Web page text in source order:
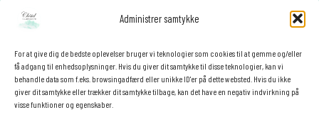
Administrer samtykke
For at give dig de bedste oplevelser bruger vi teknologier som cookies til at gemme og/eller
få adgang til enhedsoplysninger. Hvis du giver dit samtykke til disse teknologier, kan vi
behandle data som f.eks. browsingadfærd eller unikke ID'er på dette websted. Hvis du ikke
giver dit samtykke eller trækker dit samtykke tilbage, kan det have en negativ indvirkning på
visse funktioner og egenskaber.
f
a
s
festinspiration direkte i din indbakke.🎉
Fornavn
E-mail